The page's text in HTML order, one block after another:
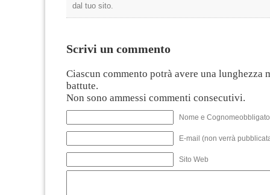
dal tuo sito.
Scrivi un commento
Ciascun commento potrà avere una lunghezza
battute.
Non sono ammessi commenti consecutivi.
Nome e
E-mail (non verrà
Sito Web